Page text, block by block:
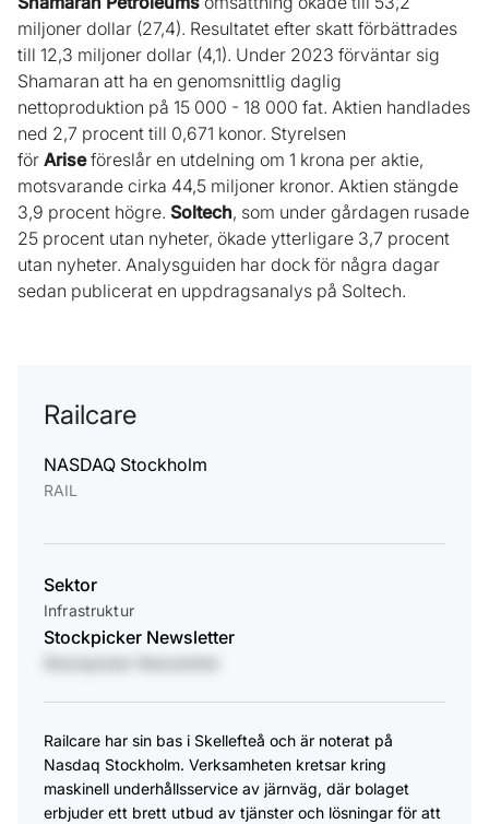
miljoner dollar (27,4). Resultatet efter skatt förbättrades
till 12,3 miljoner dollar (4,1). Under 2023 förväntar sig
Shamaran att ha en genomsnittlig daglig
nettoproduktion på 15 000 - 18 000 fat. Aktien handlades
ned 2,7 procent till 0,671 konor. Styrelsen
för Ariseföreslår en utdelning om 1 krona per aktie,
motsvarande cirka 44,5 miljoner kronor. Aktien stängde
3,9 procent högre. Soltech, som under gårdagen rusade
25 procent utan nyheter, ökade ytterligare 3,7 procent
utan nyheter. Analysguiden har dock för några dagar
sedan publicerat en uppdragsanalys på Soltech.
Railcare
NASDAQ Stockholm
RAIL
Sektor
Infrastruktur
Stockpicker Newsletter
Railcare har sin bas i Skellefteå och är noterat på
Nasdaq Stockholm. Verksamheten kretsar kring
maskinell underhållsservice av järnväg, där bolaget
erbjuder ett brett utbud av tjänster och lösningar för att